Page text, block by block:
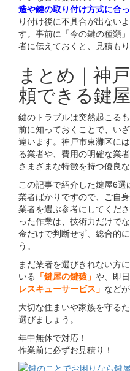
造や鍵の取り付け方式に合
り付け後に不具合が出ない
す。事前に「今の鍵の種類
者に伝えておくと、見積も
まとめ｜神
頼できる鍵
鍵のトラブルは突然起こる
前に知っておくことで、い
違います。神戸市東灘区に
る業者や、費用の明確な業
さまざまな特徴を持つ優良
この記事で紹介した鍵屋6
業者ばかりですので、ご自
業者を選ぶ参考にしてくだ
った作業は、技術力だけで
金だけで判断せず、総合的
う。
まだ業者を選びきれない方
いる 「鍵屋の鍵猿」 や、即
レスキューサービス」 など
大切な住まいや家族を守る
選びましょう。
年中無休で対応！
作業前に必ずお見積り！